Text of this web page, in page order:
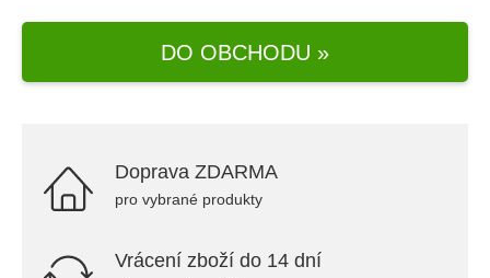
DO OBCHODU »
Doprava ZDARMA
pro vybrané produkty
Vrácení zboží do 14 dní